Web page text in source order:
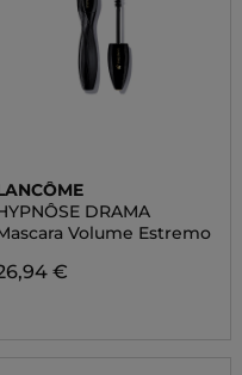
DRAMA
Volume Estremo
€